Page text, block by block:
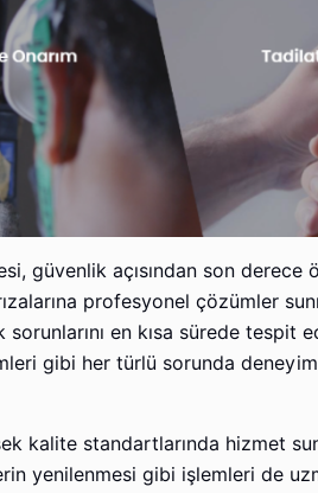
güvenlik açısından son derece
profesyonel çözümler
en kısa sürede tespit
gibi her türlü sorunda
kalite standartlarında hizmet
yenilenmesi gibi işlemleri de